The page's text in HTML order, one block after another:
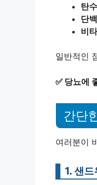
탄
단
비
일반적인
✅ 당뇨에
간단
여러분이
1. 샌드